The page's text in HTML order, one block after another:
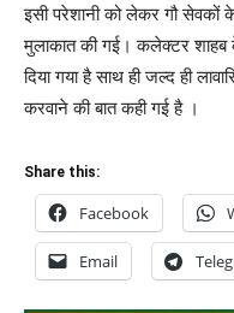
इसी परेशानी को लेकर गौ सेवकों
मुलाकात की गई। कलेक्टर शाहब
दिया गया है साथ ही जल्द ही
करवाने की बात कही गई है ।
Share this:
Facebook
Email